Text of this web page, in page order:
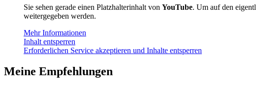
Sie sehen gerade einen Platzhalterinhalt von YouTube. Um auf den
weitergegeben werden.
Mehr Informationen
Inhalt entsperren
Erforderlichen Service akzeptieren und Inhalte entsperren
Meine Empfehlungen